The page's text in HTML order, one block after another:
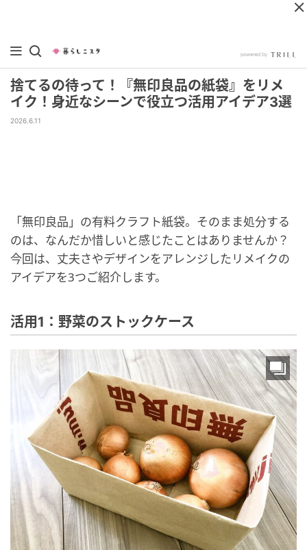
捨てるの待って！『無印良品の紙袋』をリメ
イク！身近なシーンで役立つ活用アイデア3選
2026.6.11
「無印良品」の有料クラフト紙袋。そのまま処分する
のは、なんだか惜しいと感じたことはありませんか？
今回は、丈夫さやデザインをアレンジしたリメイクの
アイデアを3つご紹介します。
活用1：野菜のストックケース